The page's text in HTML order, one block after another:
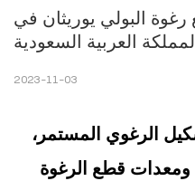
البولي يوريثان في
العربية السعودية
2023-11-03
الرغوي المستمر،
ومعدات قطع الرغوة